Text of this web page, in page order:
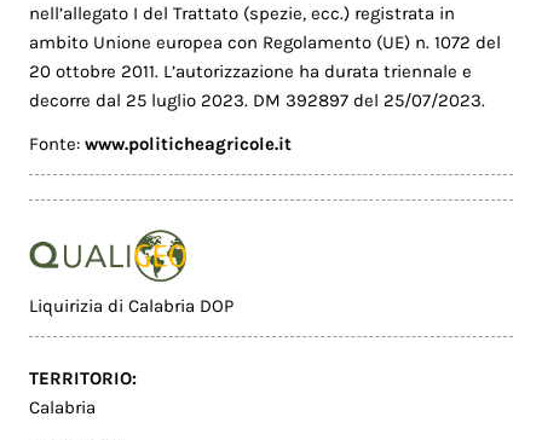
nell’allegato I del Trattato (spezie, ecc.) registrata in
ambito Unione europea con Regolamento (UE) n. 1072 del
20 ottobre 2011. L’autorizzazione ha durata triennale e
decorre dal 25 luglio 2023. DM 392897 del 25/07/2023.
Fonte:www.politicheagricole.it
Liquirizia di Calabria DOP
TERRITORIO:
Calabria